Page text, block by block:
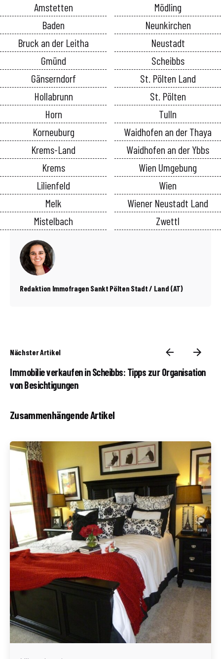
Amstetten
Baden
Bruck an der Leitha
Gmünd
Gänserndorf
Hollabrunn
Horn
Korneuburg
Krems-Land
Krems
Lilienfeld
Melk
Mistelbach
Mödling
Neunkirchen
Neustadt
Scheibbs
St. Pölten Land
St. Pölten
Tulln
Waidhofen an der Thaya
Waidhofen an der Ybbs
Wien Umgebung
Wien
Wiener Neustadt Land
Zwettl
Redaktion Immofragen Sankt Pölten Stadt / Land (AT)
Nächster Artikel
Immobilie verkaufen in Scheibbs: Tipps zur Organisation
von Besichtigungen
Zusammenhängende Artikel
Redaktion Immofragen Sankt Pölten Stadt / Land
(AT)